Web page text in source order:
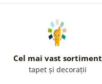
Cel mai vast sortiment
tapet și decorații